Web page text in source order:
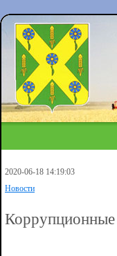
2020-06-18 14:19:03
Новости
Коррупционные